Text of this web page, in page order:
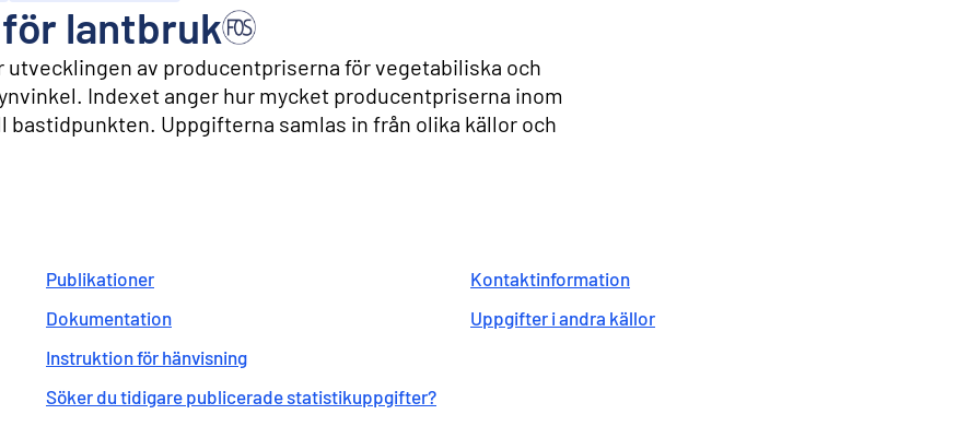
lantbruk
av producentpriserna för vegetabiliska och
Indexet anger hur mycket producentpriserna inom
Uppgifterna samlas in från olika källor och
Publikationer
Dokumentation
Instruktion för hänvisning
Söker du tidigare publicerade statistikuppgifter?
Kontaktinformation
Uppgifter i andra källor